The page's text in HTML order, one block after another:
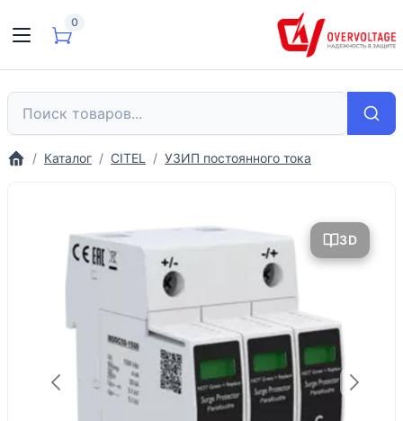
0
Каталог CITEL УЗИП постоянного тока
3D